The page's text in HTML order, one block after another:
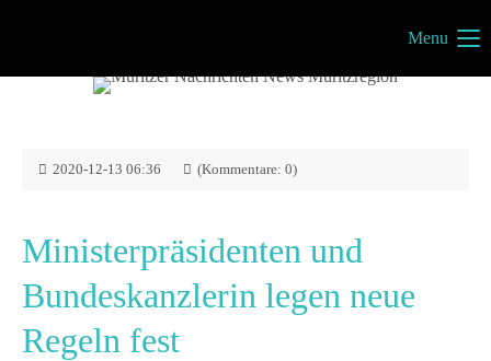
Kontakt
info@mueritzportal.de
Menu
2020-12-13 06:36 (Kommentare: 0)
Ministerpräsidenten und
Bundeskanzlerin legen neue
Regeln fest